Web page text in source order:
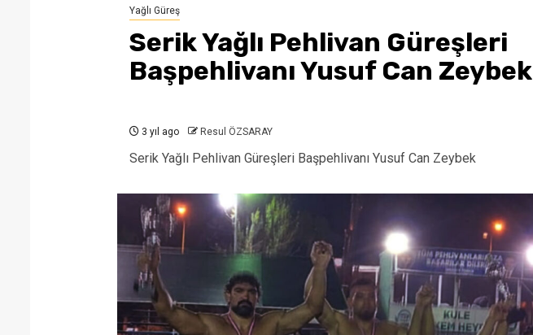
Yağlı Güreş
Serik Yağlı Pehlivan Güreşleri
Başpehlivanı Yusuf Can Zeybek
3 yıl ago Resul ÖZSARAY
Serik Yağlı Pehlivan Güreşleri Başpehlivanı Yusuf Can Zeybek